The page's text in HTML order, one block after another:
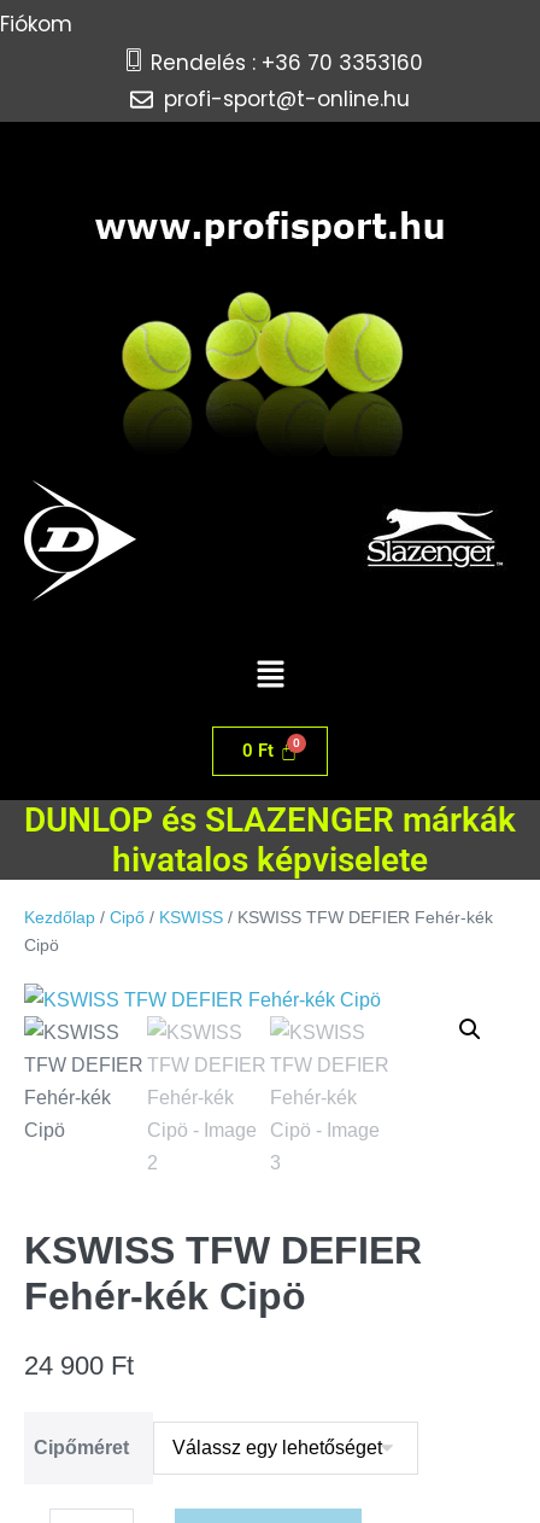
Fiókom
Rendelés : +36 70 3353160
profi-sport@t-online.hu
0 Ft
DUNLOP és SLAZENGER márkák
hivatalos képviselete
Kezdőlap / Cipő / KSWISS / KSWISS TFW DEFIER Fehér-kék
Cipö
KSWISS TFW DEFIER
Fehér-kék Cipö
24 900 Ft
Cipőméret